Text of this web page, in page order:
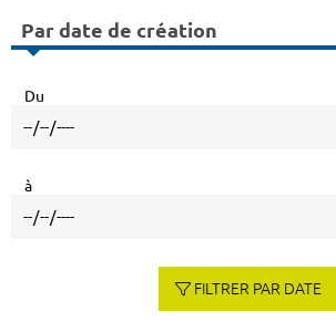
Par date de création
Du
à
FILTRER PAR DATE